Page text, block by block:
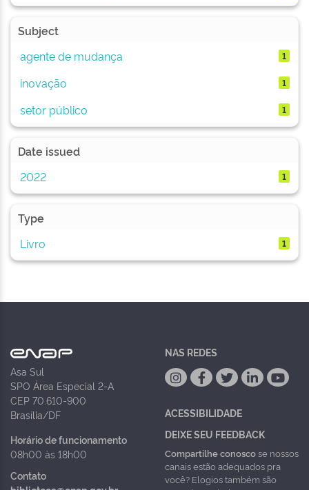
Subject
agente de mudança
1
inovação 1
setor público 1
Date issued
2022
1
Type
Livro
1
Asa Sul
SPO Área Especial 2-A
CEP 70.610-900
Brasília/DF
Horário de funcionamento
08h00 às 18h00
Contato
NAS REDES
ACESSIBILIDADE
DEIXE SEU FEEDBACK
Compartilhe conoscose nossos
canais estão adequados pra
você? Elogios também são